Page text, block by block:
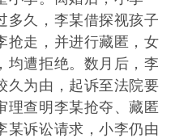
多久，李某借探视孩子
抢走，并进行藏匿，女
均遭拒绝。数月后，李
久为由，起诉至法院要
理查明李某抢夺、藏匿
某诉讼请求，小李仍由